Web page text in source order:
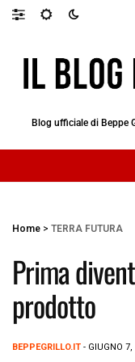
Blog ufficiale di Beppe
Home > TERRA FUTURA
Prima
prodotto
BEPPEGRILLO.IT - GIUGNO 7,